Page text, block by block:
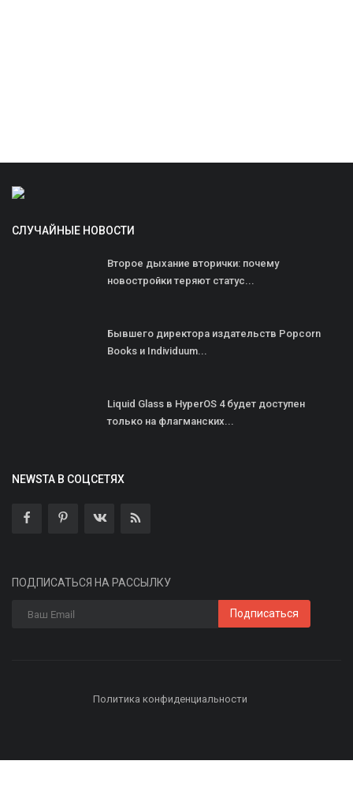
СЛУЧАЙНЫЕ НОВОСТИ
Второе дыхание вторички: почему
новостройки теряют статус...
Бывшего директора издательств Popcorn
Books и Individuum...
Liquid Glass в HyperOS 4 будет доступен
только на флагманских...
NEWSTA В СОЦСЕТЯХ
ПОДПИСАТЬСЯ НА РАССЫЛКУ
Подписаться
Политика конфиденциальности